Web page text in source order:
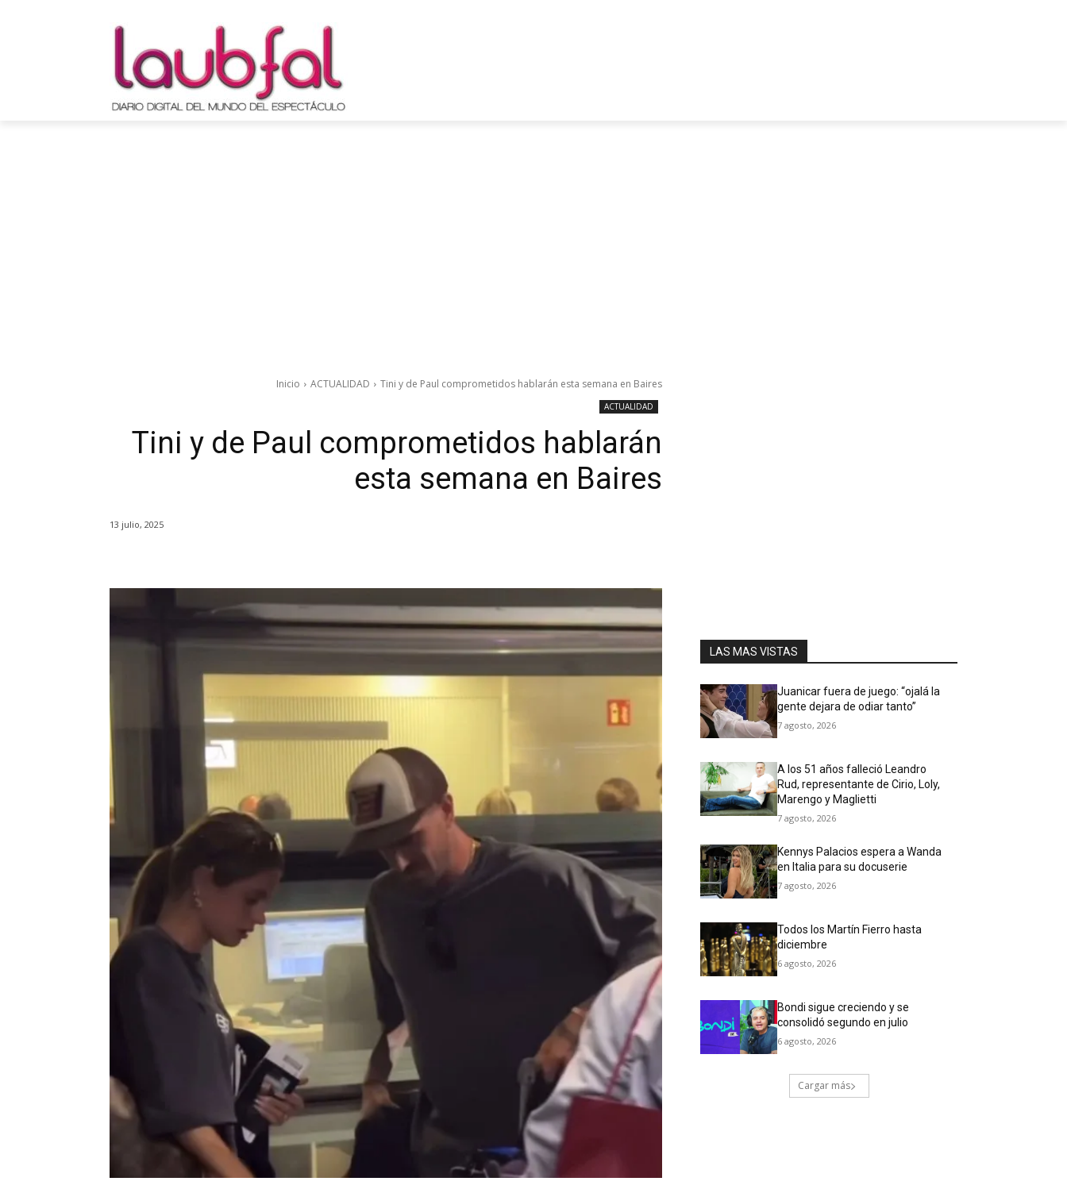
Inicio ACTUALIDAD Tini y de Paul comprometidos hablarán esta semana en Baires
ACTUALIDAD
Tini y de Paul comprometidos hablarán
esta semana en Baires
13 julio, 2025
LAS MAS VISTAS
Juanicar fuera de juego: “ojalá la
gente dejara de odiar tanto”
7 agosto, 2026
A los 51 años falleció Leandro
Rud, representante de Cirio, Loly,
Marengo y Maglietti
7 agosto, 2026
Kennys Palacios espera a Wanda
en Italia para su docuserie
7 agosto, 2026
Todos los Martín Fierro hasta
diciembre
6 agosto, 2026
Bondi sigue creciendo y se
consolidó segundo en julio
6 agosto, 2026
Cargar más